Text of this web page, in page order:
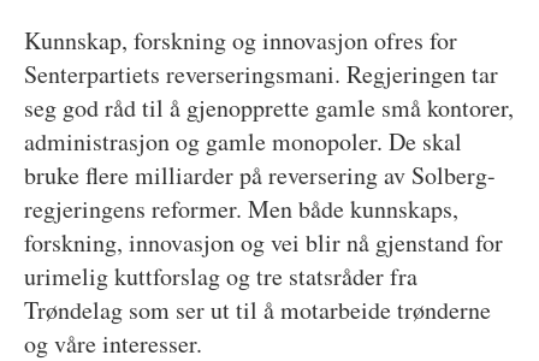
Kunnskap, forskning og innovasjon ofres for
Senterpartiets reverseringsmani. Regjeringen tar
seg god råd til å gjenopprette gamle små kontorer,
administrasjon og gamle monopoler. De skal
bruke flere milliarder på reversering av Solberg-
regjeringens reformer. Men både kunnskaps,
forskning, innovasjon og vei blir nå gjenstand for
urimelig kuttforslag og tre statsråder fra
Trøndelag som ser ut til å motarbeide trønderne
og våre interesser.